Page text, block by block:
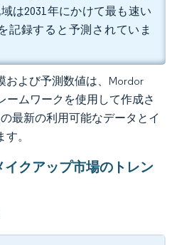
は2031年にかけて最も速い
記録すると予測されていま
および予測数値は、Mordor
ームワークを使用して作成さ
最新の利用可能なデータとイ
。
クアップ市場のトレン